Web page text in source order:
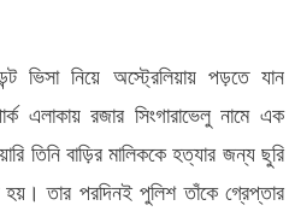
ভিসা নিয়ে অস্ট্রেলিয়ায় পড়তে যান
এলাকায় রজার সিংগারাভেলু নামে এক
তিনি বাড়ির মালিককে হত্যার জন্য ছুরি
হয়। তার পরদিনই পুলিশ তাঁকে গ্রেপ্তার